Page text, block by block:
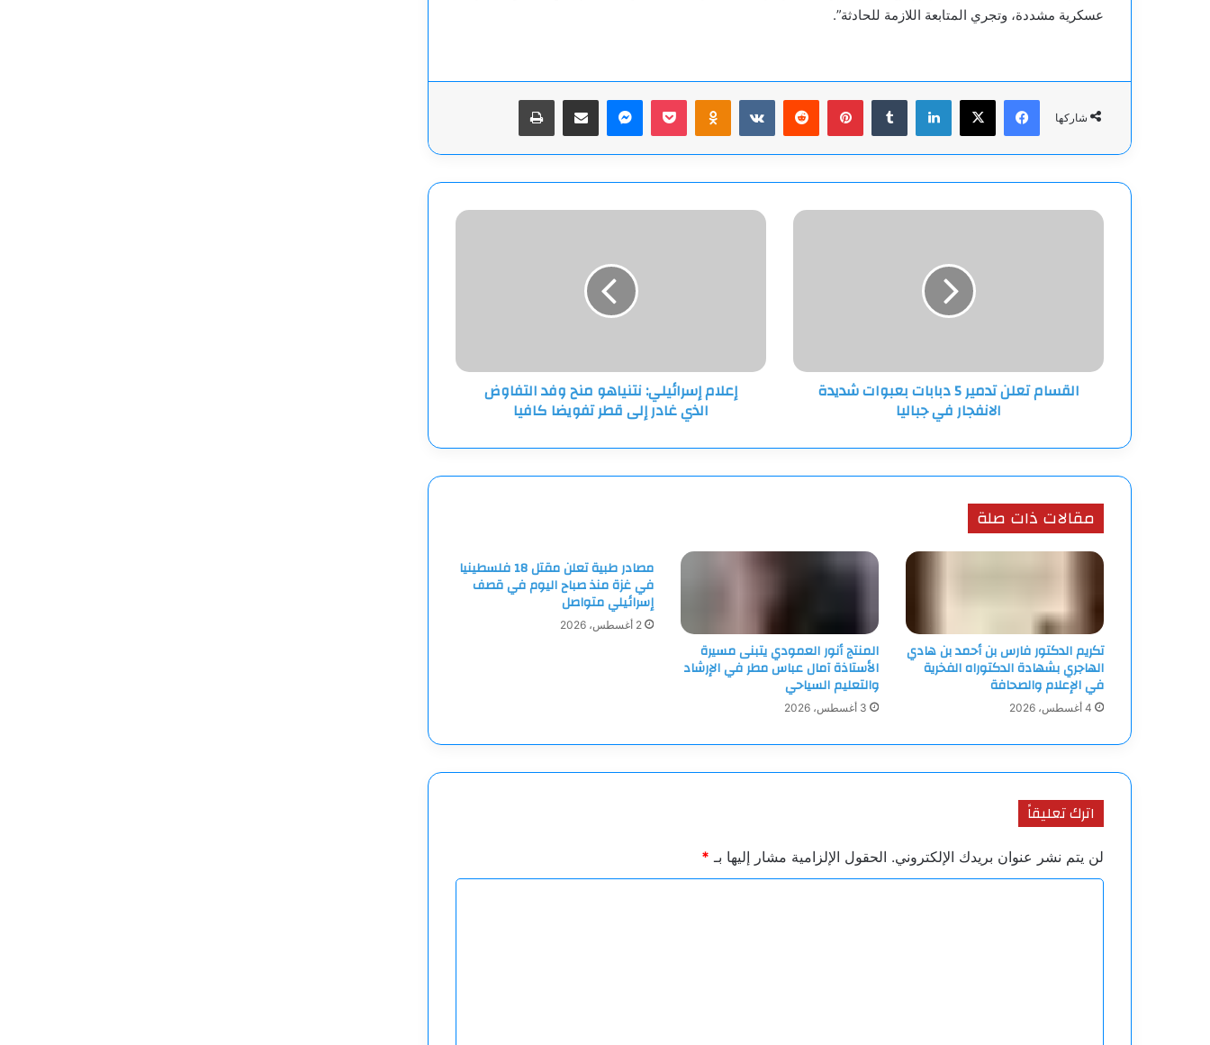
عسكرية مشددة، وتجري المتابعة اللازمة للحادثة”.
شاركها
فيسبوك
‫X لينكدإن بينتيريست Odnoklassniki
‫Pocketماسنجرمشاركة عبر البريد طباعة
القسام
في
جباليا
القسام تعلن تدمير 5 دبابات بعبوات شديدة
الانفجار في جباليا
إعلام
إلى
إعلام إسرائيلي: نتنياهو منح وفد التفاوض
الذي غادر إلى قطر تفويضا كافيا
مقالات ذات صلة
تكريم الدكتور فارس بن أحمد بن هادي
الهاجري بشهادة الدكتوراه الفخرية
في الإعلام والصحافة
4 أغسطس، 2026
المنتج أنور العمودي يتبنى مسيرة
الأستاذة آمال عباس مطر في الإرشاد
والتعليم السياحي
3 أغسطس، 2026
مصادر طبية تعلن مقتل 18 فلسطينيا
في غزة منذ صباح اليوم في قصف
إسرائيلي متواصل
2 أغسطس، 2026
اترك تعليقاً
لن يتم نشر عنوان بريدك الإلكتروني. الحقول الإلزامية مشار إليها بـ *